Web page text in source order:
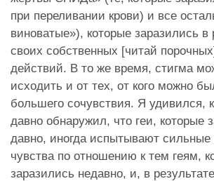
при переливании крови) и все
виноватые»), которые заразились в
своих собственных [читай
действий. В то же время, стигма
исходить и от тех, от кого можно
большего сочувствия. Я удивился,
давно обнаружил, что геи, которые
давно, иногда испытывают сильные
чувства по отношению к тем геям,
заразились недавно, и, в